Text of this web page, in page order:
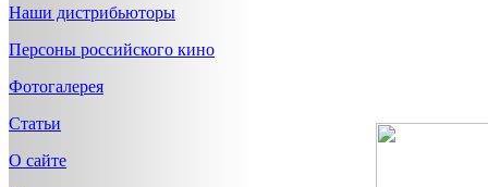
Наши дистрибьюторы
Персоны российского кино
Фотогалерея
Статьи
О сайте